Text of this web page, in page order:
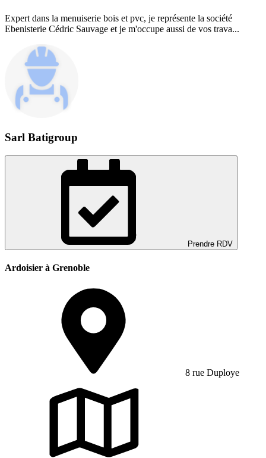
Expert dans la menuiserie bois et pvc, je représente la société
Ebenisterie Cédric Sauvage et je m'occupe aussi de vos trava...
Sarl Batigroup
Prendre RDV
Ardoisier à Grenoble
8 rue Duploye